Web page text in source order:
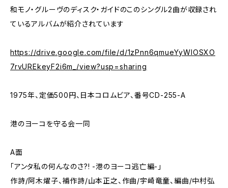
和モノ・グルーヴのディスク・ガイドのこのシングル2曲が収録され
ているアルバムが紹介されています
https://drive.google.com/file/d/1zPnn6qmueYyWIOSXO
7rvUREkeyF2i6m_/view?usp=sharing
1975年、定価500円、日本コロムビア、番号CD-255-A
港のヨーコを守る会一同
A面
「アンタ私の何んなのさ?! -港のヨーコ逃亡編-」
作詩/阿木燿子、補作詩/山本正之、作曲/宇崎竜童、編曲/中村弘